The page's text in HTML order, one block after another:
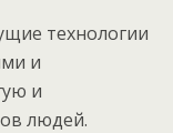
технологии
и
и
людей.